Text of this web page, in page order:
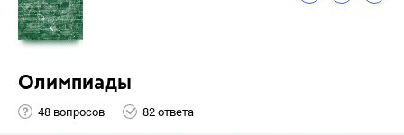
Олимпиады
48 вопросов 82 ответа